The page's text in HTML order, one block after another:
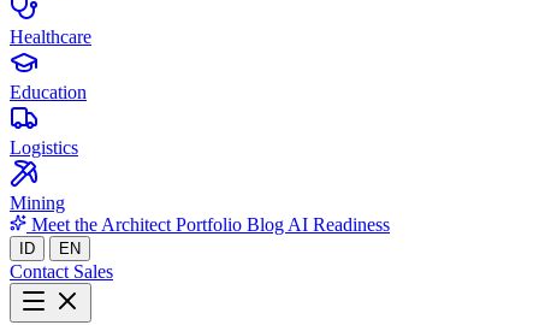
Healthcare
Education
Logistics
Mining
Meet the Architect Portfolio Blog AI Readiness
ID EN
Contact Sales